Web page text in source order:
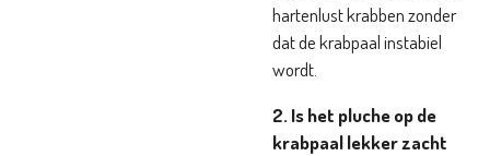
hartenlust krabben zonder
dat de krabpaal instabiel
wordt.
2. Is het pluche op de
krabpaal lekker zacht